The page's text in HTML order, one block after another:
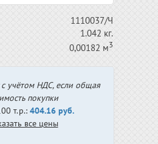
1110037/Ч
1.042 кг.
0,00182 м3
учётом НДС, если общая
покупки
т.р.: 404.16 руб.
все цены